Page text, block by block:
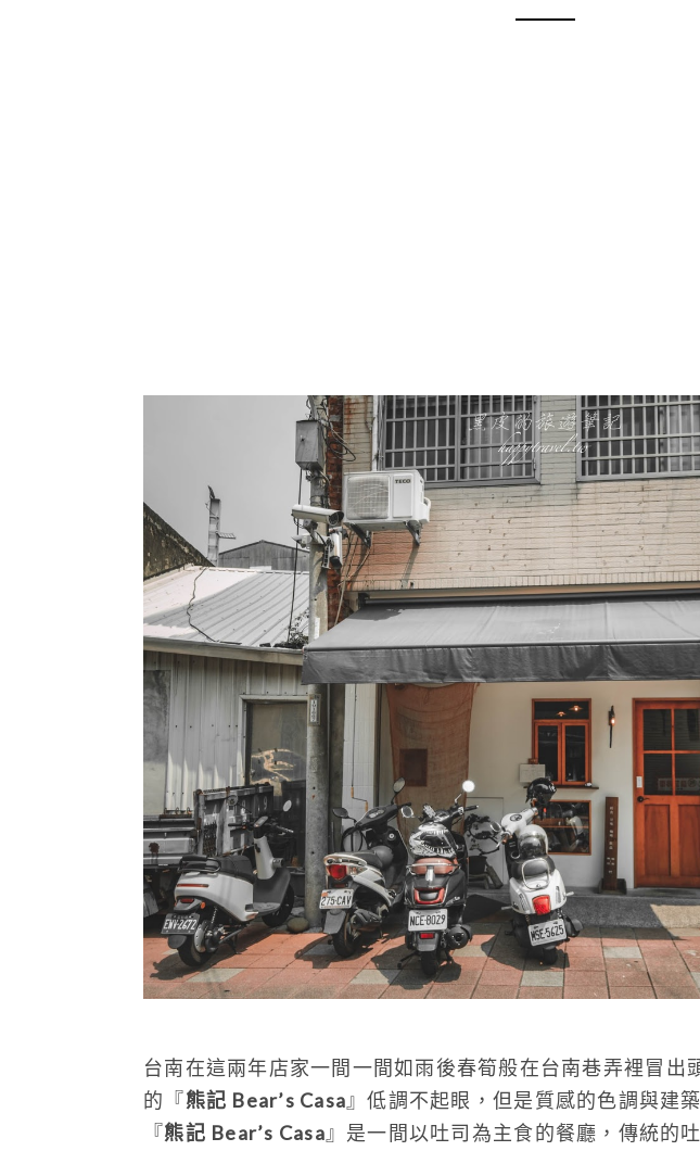
台南在這兩年店家一間一間如雨後春筍般在台南巷弄裡冒出
的『熊記 Bear’s Casa 』低調不起眼，但是質感的色調與建
『熊記 Bear’s Casa 』是一間以吐司為主食的餐廳，傳統的